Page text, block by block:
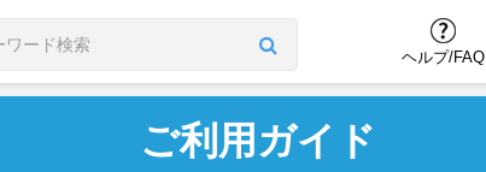
ヘルプ/FAQ
ご利用ガイド